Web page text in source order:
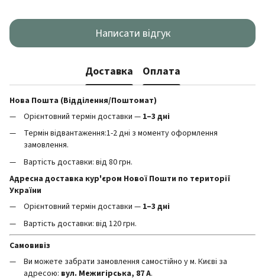
Написати відгук
Доставка Оплата
Нова Пошта (Відділення/Поштомат)
Орієнтовний термін доставки — 1–3 дні
Термін відвантаження:1-2 дні з моменту оформлення
замовлення.
Вартість доставки: від 80 грн.
Адресна доставка кур'єром Нової Пошти по території
України
Орієнтовний термін доставки — 1–3 дні
Вартість доставки: від 120 грн.
Самовивіз
Ви можете забрати замовлення самостійно у м. Києві за
адресою: вул. Межигірська, 87 А.